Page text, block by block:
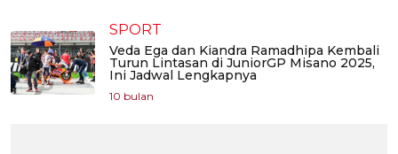
SPORT
Veda Ega dan Kiandra Ramadhipa Kembali
Turun Lintasan di JuniorGP Misano 2025,
Ini Jadwal Lengkapnya
10 bulan